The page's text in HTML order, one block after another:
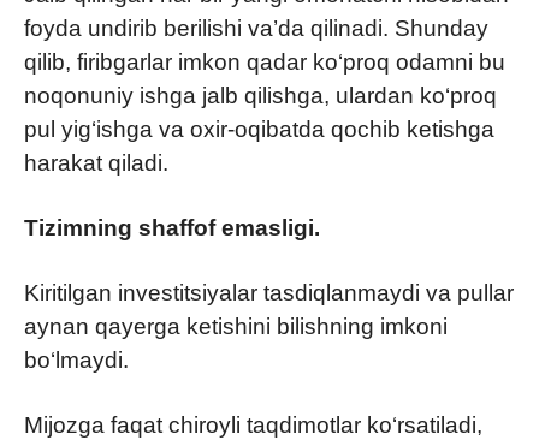
foyda undirib berilishi va’da qilinadi. Shunday
qilib, firibgarlar imkon qadar ko‘proq odamni bu
noqonuniy ishga jalb qilishga, ulardan ko‘proq
pul yig‘ishga va oxir-oqibatda qochib ketishga
harakat qiladi.
Tizimning shaffof emasligi.
Kiritilgan investitsiyalar tasdiqlanmaydi va pullar
aynan qayerga ketishini bilishning imkoni
bo‘lmaydi.
Mijozga faqat chiroyli taqdimotlar ko‘rsatiladi,